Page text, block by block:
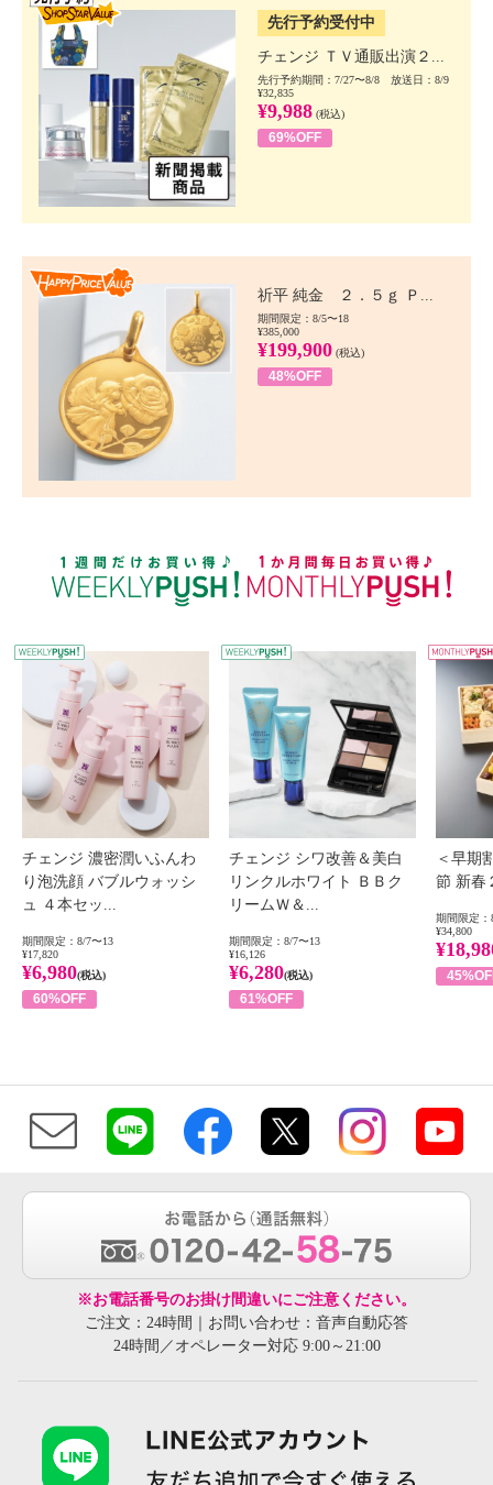
先行予約受付中
チェンジ ＴＶ通販出演２...
先行予約期間：7/27〜8/8 放送日：8/9
¥32,835
¥9,988 (税込)
69%OFF
祈平 純金 ２．５ｇ Ｐ...
期間限定：8/5〜18
¥385,000
¥199,900 (税込)
48%OFF
WEEKLY PUSH
チェンジ 濃密潤いふんわ
り泡洗顔 バブルウォッシ
ュ ４本セッ...
期間限定：8/7〜13
¥17,820
¥6,980(税込)
60%OFF
チェンジ シワ改善＆美白
リンクルホワイト ＢＢク
リームＷ＆...
期間限定：8/7〜13
¥16,126
¥6,280(税込)
61%OFF
＜早期
節 新春
期間限定：
¥34,800
※お電話番号のお掛け間違いにご注意ください。
ご注文：24時間｜お問い合わせ：音声自動応答
24時間／オペレーター対応 9:00～21:00